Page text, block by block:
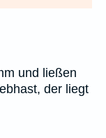
und ließen
der liegt